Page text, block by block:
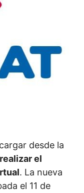
desde la
realizar el
. La nueva
el 11 de